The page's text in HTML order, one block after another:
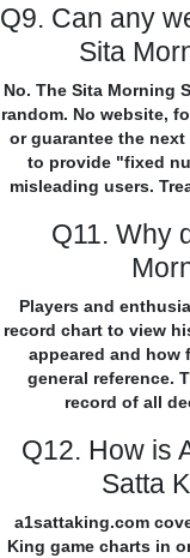
Q9. Can any
Sita
No. The Sita Morning
random. No website,
or guarantee the
to provide "fixed
misleading users.
Q11. Why
Players and
record chart to view
appeared and how
general reference.
record of all
Q12. How is
Satta
a1sattaking.com
King game charts in